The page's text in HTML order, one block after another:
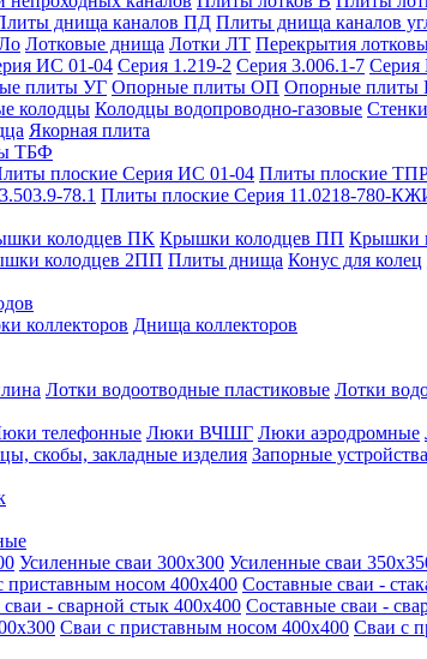
днища каналов ПД Плиты днища каналов
Лотковые днища Лотки ЛТ Перекрытия
ИС 01-04 Серия 1.219-2 Серия 3.006.1-7 Серия
плиты УГ Опорные плиты ОП Опорные плиты
колодцы Колодцы водопроводно-газовые
Якорная плита
ТБФ
плоские Серия ИС 01-04 Плиты плоские
78.1 Плиты плоские Серия 11.0218-780-
колодцев ПК Крышки колодцев ПП Крышки
колодцев 2ПП Плиты днища Конус для колец
коллекторов Днища коллекторов
Лотки водоотводные пластиковые Лотки
телефонные Люки ВЧШГ Люки аэродромные
скобы, закладные изделия Запорные устройства
Усиленные сваи 300х300 Усиленные сваи
приставным носом 400х400 Составные сваи -
- сварной стык 400х400 Составные сваи -
Сваи с приставным носом 400х400 Сваи с